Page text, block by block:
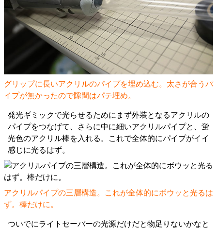
グリップに長いアクリルのパイプを埋め込む。太さが合うパ
イプが無かったので隙間はパテ埋め。
発光ギミックで光らせるためにまず外装となるアクリルの
パイプをつなげて、さらに中に細いアクリルパイプと、蛍
光色のアクリル棒を入れる。これで全体的にパイプがイイ
感じに光るはず。
アクリルパイプの三層構造。これが全体的にボウッと光るは
ず。棒だけに。
ついでにライトセーバーの光源だけだと物足りないかなと